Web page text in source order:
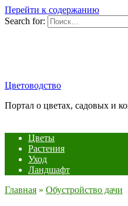
Перейти к содержанию
Search for:
Цветоводство
Портал о цветах, садовых и
Цветы
Растения
Уход
Ландшафт
Главная » Обустройство дачи